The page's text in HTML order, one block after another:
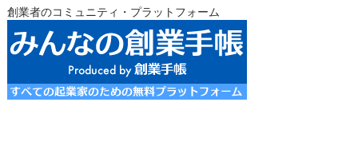
創業者のコミュニティ・プラットフォーム